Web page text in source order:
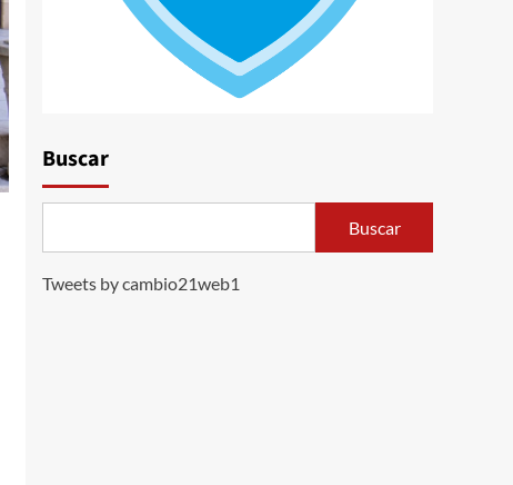
Buscar
Buscar
Tweets by cambio21web1